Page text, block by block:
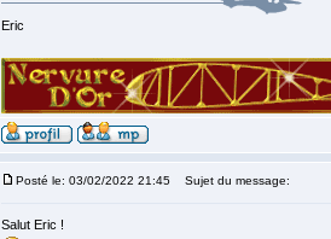
Eric
Posté le: 03/02/2022 21:45 Sujet du message:
Salut Eric !